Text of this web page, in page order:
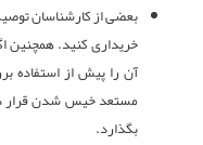
آن را پیش از استفاده
مستعد خیس شدن قرار
بگذارد.